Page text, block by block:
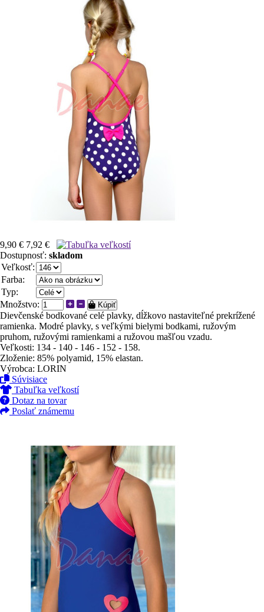
9,90 € 7,92 €
Dostupnosť: skladom
Veľkosť:
Farba:
Typ:
Množstvo:
Kúpiť
Dievčenské bodkované celé plavky, dĺžkovo nastaviteľné prekrížené
ramienka. Modré plavky, s veľkými bielymi bodkami, ružovým
pruhom, ružovými ramienkami a ružovou mašľou vzadu.
Veľkosti: 134 - 140 - 146 - 152 - 158.
Zloženie: 85% polyamid, 15% elastan.
Výrobca: LORIN
Súvisiace
Tabuľka veľkostí
Dotaz na tovar
Poslať známemu